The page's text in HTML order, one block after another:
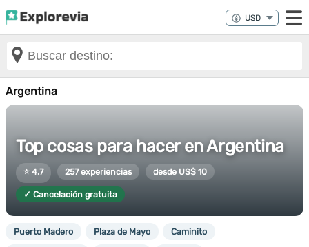
Argentina
Top cosas para hacer en Argentina
⭐ 4.7 257 experiencias desde US$ 10
✓ Cancelación gratuita
Puerto Madero Plaza de Mayo Caminito